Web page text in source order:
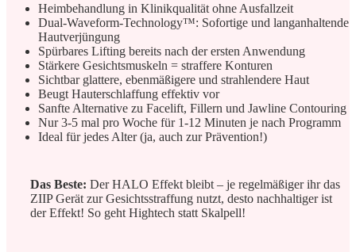
Heimbehandlung in Klinikqualität ohne Ausfallzeit
Dual-Waveform-Technology™: Sofortige und langanhaltende
Hautverjüngung
Spürbares Lifting bereits nach der ersten Anwendung
Stärkere Gesichtsmuskeln = straffere Konturen
Sichtbar glattere, ebenmäßigere und strahlendere Haut
Beugt Hauterschlaffung effektiv vor
Sanfte Alternative zu Facelift, Fillern und Jawline Contouring
Nur 3-5 mal pro Woche für 1-12 Minuten je nach Programm
Ideal für jedes Alter (ja, auch zur Prävention!)
Das Beste: Der HALO Effekt bleibt – je regelmäßiger ihr das
ZIIP Gerät zur Gesichtsstraffung nutzt, desto nachhaltiger ist
der Effekt! So geht Hightech statt Skalpell!